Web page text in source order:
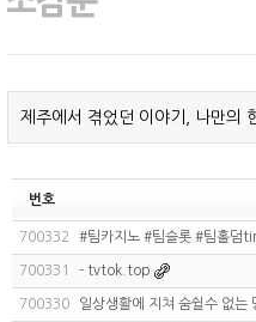
제주에서 겪었던 이야기, 나만의
번호
700332 #팀카지노 #팀슬롯 #팀홀
700331 - tvtok.top
700330 일상생활에 지쳐 숨쉴수 없